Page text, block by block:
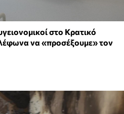
στο Κρατικό
να «προσέξουμε» τον